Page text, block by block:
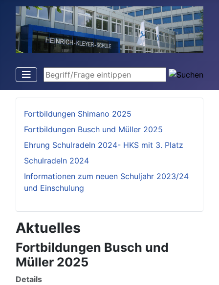
Begriff/Frage eintippen
Fortbildungen Shimano 2025
Fortbildungen Busch und Müller 2025
Ehrung Schulradeln 2024- HKS mit 3. Platz
Schulradeln 2024
Informationen zum neuen Schuljahr 2023/24
und Einschulung
Aktuelles
Fortbildungen Busch und
Müller 2025
Details